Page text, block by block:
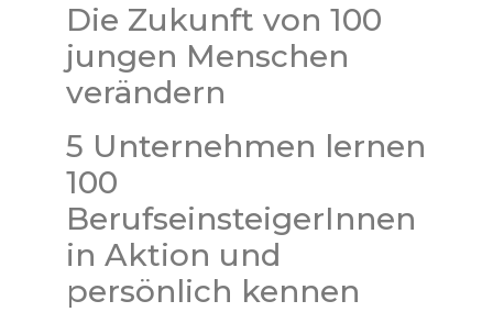
Die Zukunft von 100
jungen Menschen
verändern
5 Unternehmen lernen
100
BerufseinsteigerInnen
in Aktion und
persönlich kennen